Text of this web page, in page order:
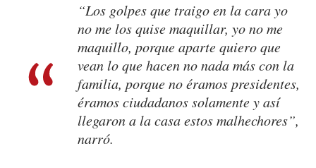
“Los golpes que traigo en la cara yo
no me los quise maquillar, yo no me
maquillo, porque aparte quiero que
vean lo que hacen no nada más con la
familia, porque no éramos presidentes,
éramos ciudadanos solamente y así
llegaron a la casa estos malhechores”,
narró.